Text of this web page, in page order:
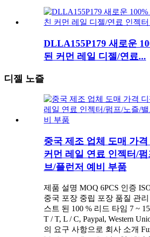
DLLA155P179 새로운
된 커먼 레일 디젤/연료...
디젤 노즐
중국 제조 업체 도매 가
커먼 레일 연료 인젝터/펌
브/플런저 예비 부품
제품 설명 MOQ 6PCS 인증
중국 포장 중립 포장 품질 관리
스트 된 100 % 리드 타임 7 ~
T / T, L / C, Paypal, Western
의 요구 사항으로 회사 소개